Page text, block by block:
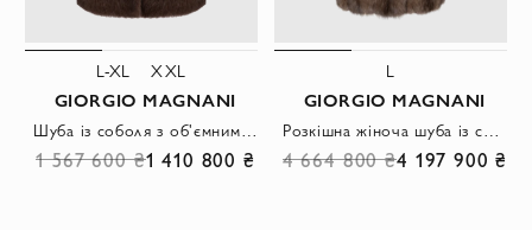
L-XL XXL
GIORGIO MAGNANI
Шуба із соболя з об'ємним капюшоном та горизонтальними вставками
1 567 600 ₴1 410 800 ₴
L
GIORGIO MAGNANI
Розкішна жіноча шуба із соболя із щільним хутром та класичним силуетом із соболя
4 664 800 ₴4 197 900 ₴